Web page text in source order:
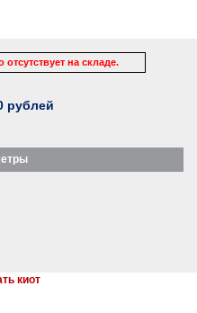
на складе.
рублей
киот